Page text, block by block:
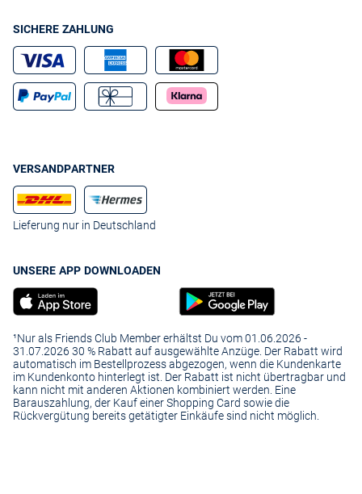
SICHERE ZAHLUNG
VERSANDPARTNER
Lieferung nur in Deutschland
UNSERE APP DOWNLOADEN
¹Nur als Friends Club Member erhältst Du vom 01.06.2026 -
31.07.2026 30 % Rabatt auf ausgewählte Anzüge. Der Rabatt wird
automatisch im Bestellprozess abgezogen, wenn die Kundenkarte
im Kundenkonto hinterlegt ist. Der Rabatt ist nicht übertragbar und
kann nicht mit anderen Aktionen kombiniert werden. Eine
Barauszahlung, der Kauf einer Shopping Card sowie die
Rückvergütung bereits getätigter Einkäufe sind nicht möglich.